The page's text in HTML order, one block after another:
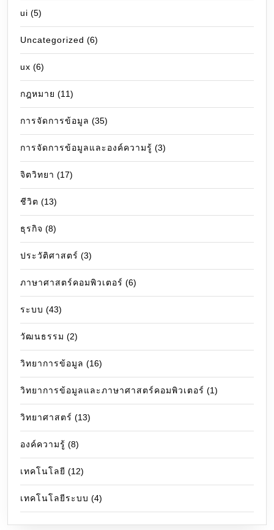
ui (5)
Uncategorized (6)
ux (6)
กฎหมาย (11)
การจัดการข้อมูล (35)
การจัดการข้อมูลและองค์ความรู้ (3)
จิตวิทยา (17)
ชีวิต (13)
ธุรกิจ (8)
ประวัติศาสตร์ (3)
ภาษาศาสตร์คอมพิวเตอร์ (6)
ระบบ (43)
วัฒนธรรม (2)
วิทยาการข้อมูล (16)
วิทยาการข้อมูลและภาษาศาสตร์คอมพิวเตอร์ (1)
วิทยาศาสตร์ (13)
องค์ความรู้ (8)
เทคโนโลยี (12)
เทคโนโลยีระบบ (4)